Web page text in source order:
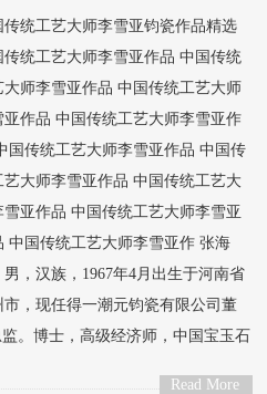
传统工艺大师李雪亚钧瓷作品精选
传统工艺大师李雪亚作品 中国传统
大师李雪亚作品 中国传统工艺大师
亚作品 中国传统工艺大师李雪亚作
国传统工艺大师李雪亚作品 中国传
艺大师李雪亚作品 中国传统工艺大
雪亚作品 中国传统工艺大师李雪亚
中国传统工艺大师李雪亚作 张海
男，汉族，1967年4月出生于河南省
市，现任得一潮元钧瓷有限公司董
。博士，高级经济师，中国宝玉石
Read More